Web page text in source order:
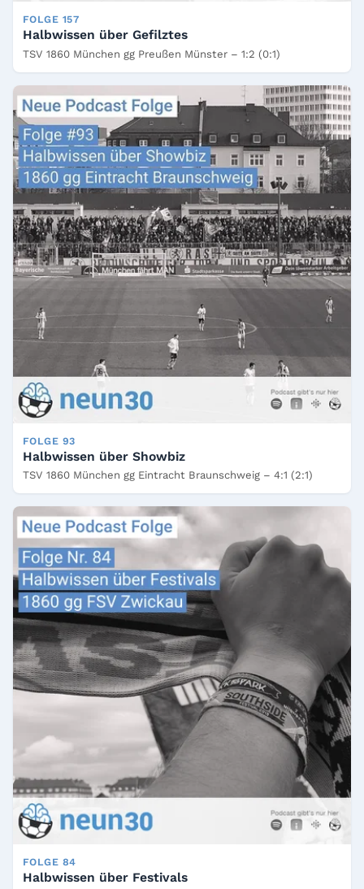
FOLGE 157
Halbwissen über Gefilztes
TSV 1860 München gg Preußen Münster – 1:2 (0:1)
FOLGE 93
Halbwissen über Showbiz
TSV 1860 München gg Eintracht Braunschweig – 4:1 (2:1)
FOLGE 84
Halbwissen über Festivals